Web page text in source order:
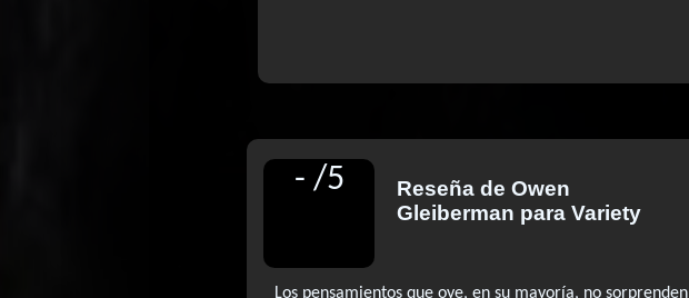
- /5 Reseña de Owen
Gleiberman para Variety
Los pensamientos que oye, en su mayoría, no sorprenden